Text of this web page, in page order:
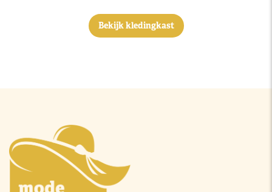
Bekijk kledingkast